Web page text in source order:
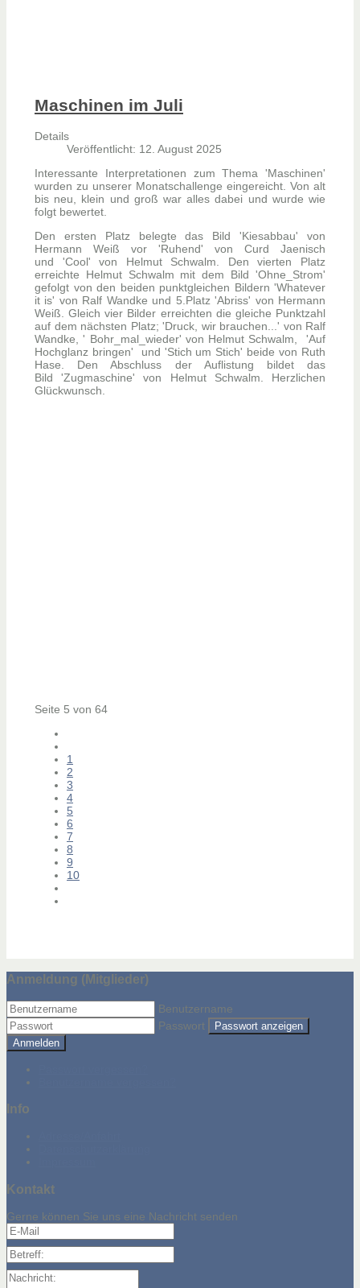
Maschinen im Juli
Details
Veröffentlicht: 12. August 2025
Interessante Interpretationen zum Thema 'Maschinen'
wurden zu unserer Monatschallenge eingereicht. Von alt
bis neu, klein und groß war alles dabei und wurde wie
folgt bewertet.
Den ersten Platz belegte das Bild 'Kiesabbau' von
Hermann Weiß vor 'Ruhend' von Curd Jaenisch
und 'Cool' von Helmut Schwalm. Den vierten Platz
erreichte Helmut Schwalm mit dem Bild 'Ohne_Strom'
gefolgt von den beiden punktgleichen Bildern 'Whatever
it is' von Ralf Wandke und 5.Platz 'Abriss' von Hermann
Weiß. Gleich vier Bilder erreichten die gleiche Punktzahl
auf dem nächsten Platz; 'Druck, wir brauchen...' von Ralf
Wandke, ' Bohr_mal_wieder' von Helmut Schwalm, 'Auf
Hochglanz bringen' und 'Stich um Stich' beide von Ruth
Hase. Den Abschluss der Auflistung bildet das
Bild 'Zugmaschine' von Helmut Schwalm. Herzlichen
Glückwunsch.
Seite 5 von 64
1
2
3
4
5
6
7
8
9
10
Anmeldung (Mitglieder)
Benutzername
Passwort
Passwort anzeigen
Anmelden
Info
Kontakt
Gerne können Sie uns eine Nachricht senden
E-Mail
Betreff:
Nachricht: